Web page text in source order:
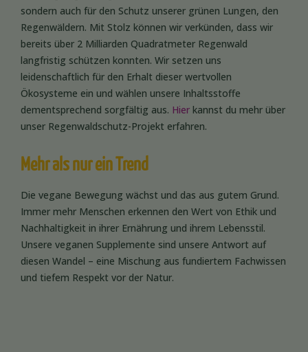
sondern auch für den Schutz unserer grünen Lungen, den
Regenwäldern. Mit Stolz können wir verkünden, dass wir
bereits über 2 Milliarden Quadratmeter Regenwald
langfristig schützen konnten. Wir setzen uns
leidenschaftlich für den Erhalt dieser wertvollen
Ökosysteme ein und wählen unsere Inhaltsstoffe
dementsprechend sorgfältig aus. Hier kannst du mehr über
unser Regenwaldschutz-Projekt erfahren.
Mehr als nur ein Trend
Die vegane Bewegung wächst und das aus gutem Grund.
Immer mehr Menschen erkennen den Wert von Ethik und
Nachhaltigkeit in ihrer Ernährung und ihrem Lebensstil.
Unsere veganen Supplemente sind unsere Antwort auf
diesen Wandel – eine Mischung aus fundiertem Fachwissen
und tiefem Respekt vor der Natur.